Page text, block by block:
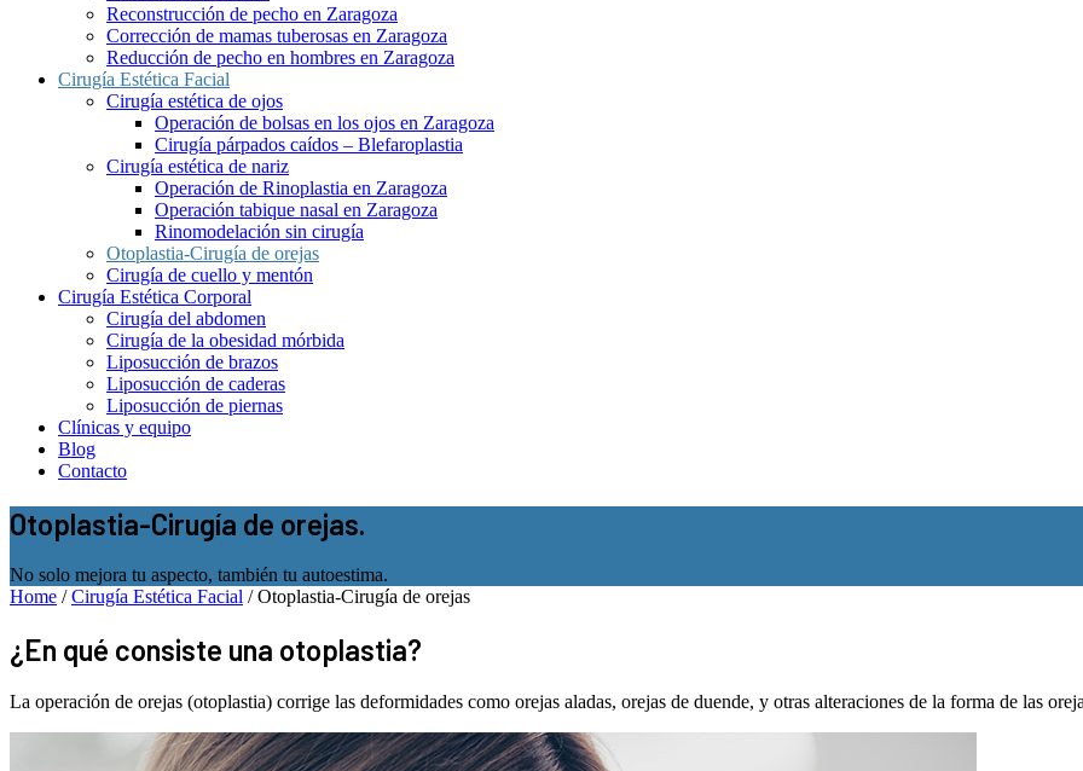
Reconstrucción de pecho en Zaragoza
Corrección de mamas tuberosas en Zaragoza
Reducción de pecho en hombres en Zaragoza
Cirugía Estética Facial
Cirugía estética de ojos
Operación de bolsas en los ojos en Zaragoza
Cirugía párpados caídos – Blefaroplastia
Cirugía estética de nariz
Operación de Rinoplastia en Zaragoza
Operación tabique nasal en Zaragoza
Rinomodelación sin cirugía
Otoplastia-Cirugía de orejas
Cirugía de cuello y mentón
Cirugía Estética Corporal
Cirugía del abdomen
Cirugía de la obesidad mórbida
Liposucción de brazos
Liposucción de caderas
Liposucción de piernas
Clínicas y equipo
Blog
Contacto
Otoplastia-Cirugía de orejas.
No solo mejora tu aspecto, también tu autoestima.
Home / Cirugía Estética Facial / Otoplastia-Cirugía de orejas
¿En qué consiste una otoplastia?
La operación de orejas (otoplastia) corrige las deformidades como orejas aladas, orejas de duende, y otras alteraciones de la forma de las